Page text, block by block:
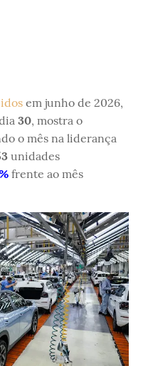
em junho de 2026,
30, mostra o
o mês na liderança
unidades
frente ao mês